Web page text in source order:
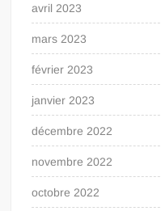
avril 2023
mars 2023
février 2023
janvier 2023
décembre 2022
novembre 2022
octobre 2022